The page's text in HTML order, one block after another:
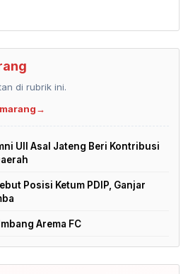
di rubrik ini.
→
UII Asal Jateng Beri Kontribusi
Posisi Ketum PDIP, Ganjar
Arema FC